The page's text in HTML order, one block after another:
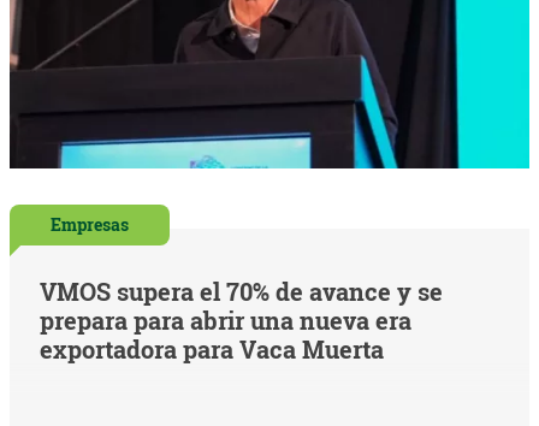
Empresas
VMOS supera el 70% de avance y se
prepara para abrir una nueva era
exportadora para Vaca Muerta